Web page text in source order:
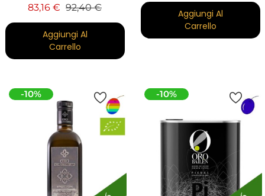
83,16 € Prezzo base
92,40 €Prezzo
Aggiungi Al
Carrello
Aggiungi Al
Carrello
-10% -10%